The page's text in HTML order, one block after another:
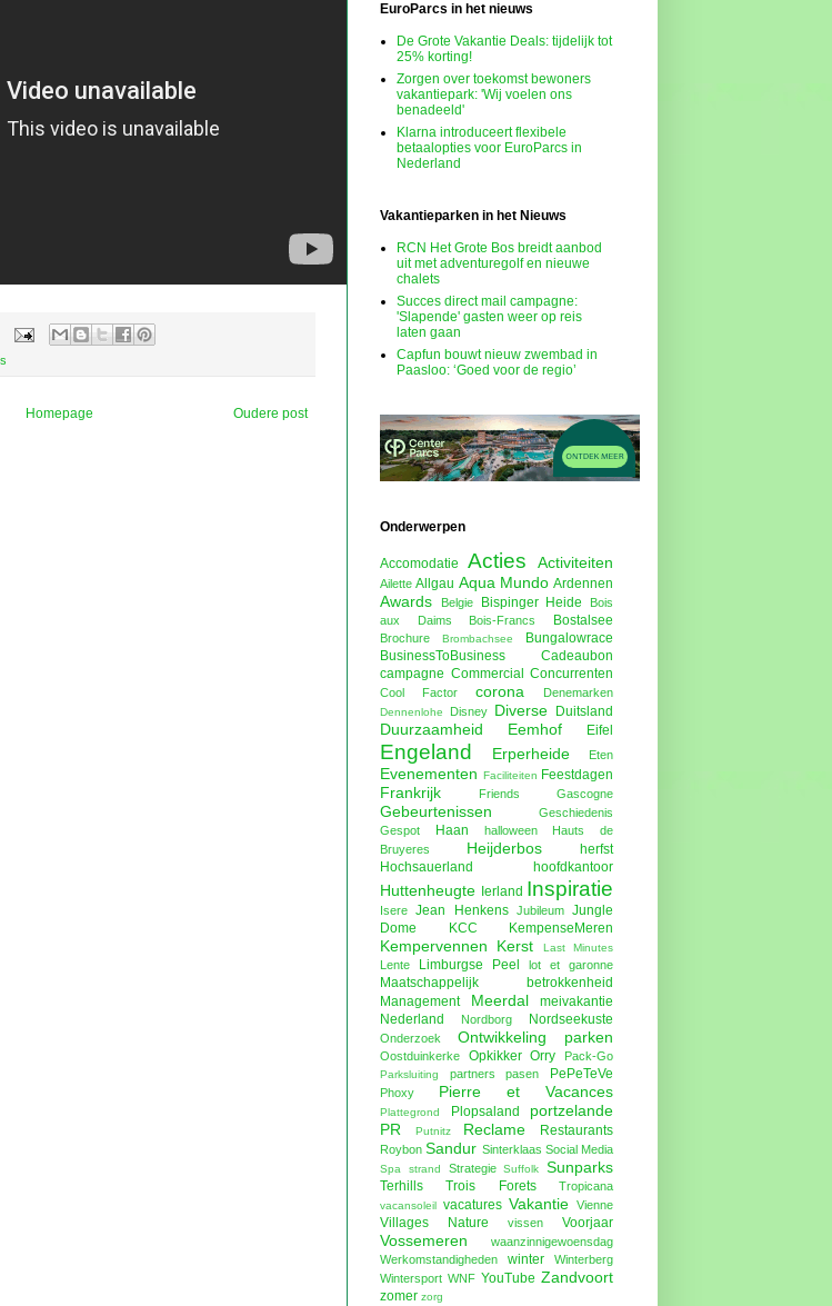
Oudere post
Homepage
EuroParcs in het nieuws
De Grote Vakantie Deals: tijdelijk tot
25% korting!
Zorgen over toekomst bewoners
vakantiepark: 'Wij voelen ons
benadeeld'
Klarna introduceert flexibele
betaalopties voor EuroParcs in
Nederland
Vakantieparken in het Nieuws
RCN Het Grote Bos breidt aanbod
uit met adventuregolf en nieuwe
chalets
Succes direct mail campagne:
'Slapende' gasten weer op reis
laten gaan
Capfun bouwt nieuw zwembad in
Paasloo: ‘Goed voor de regio’
Onderwerpen
Accomodatie Acties Activiteiten
Ailette Allgau Aqua Mundo Ardennen
Awards Belgie Bispinger Heide
Bois
aux Daims
Bois-Francs Bostalsee
Brochure Brombachsee
Bungalowrace
BusinessToBusiness
Cadeaubon
campagne Commercial Concurrenten
Cool Factor corona Denemarken
Dennenlohe Disney Diverse Duitsland
Duurzaamheid Eemhof Eifel
Engeland Erperheide Eten
Evenementen Faciliteiten Feestdagen
Frankrijk Friends Gascogne
Gebeurtenissen
Geschiedenis
Gespot
Haan halloween
Hauts de
Bruyeres
Heijderbos
herfst
Hochsauerland
hoofdkantoor
Huttenheugte Ierland Inspiratie
Isere Jean Henkens Jubileum
Jungle
Dome
KCC KempenseMeren
Kempervennen Kerst Last Minutes
Lente Limburgse Peel lot et garonne
Maatschappelijk betrokkenheid
Management
Meerdal
meivakantie
Nederland
Nordborg Nordseekuste
Onderzoek Ontwikkeling parken
Oostduinkerke Opkikker Orry Pack-Go
Parksluiting partners pasen PePeTeVe
Phoxy Pierre et Vacances
Plattegrond Plopsaland
portzelande
PR
Putnitz Reclame Restaurants
Roybon Sandur Sinterklaas Social Media
Spa strand Strategie Suffolk Sunparks
Terhills Trois Forets Tropicana
vacansoleil vacatures Vakantie Vienne
Villages Nature vissen Voorjaar
Vossemeren
waanzinnigewoensdag
Werkomstandigheden
winter
Winterberg
Wintersport WNF YouTube Zandvoort
zomer zorg